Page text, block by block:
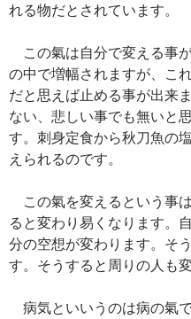
れる物だとされています。
この氣は自分で変える事
の中で増幅されますが、こ
だと思えば止める事が出来
ない、悲しい事でも無いと
す。刺身定食から秋刀魚の
えられるのです。
この氣を変えるという事
ると変わり易くなります。
分の空想が変わります。そ
す。そうすると周りの人も
病気といいうのは病の氣